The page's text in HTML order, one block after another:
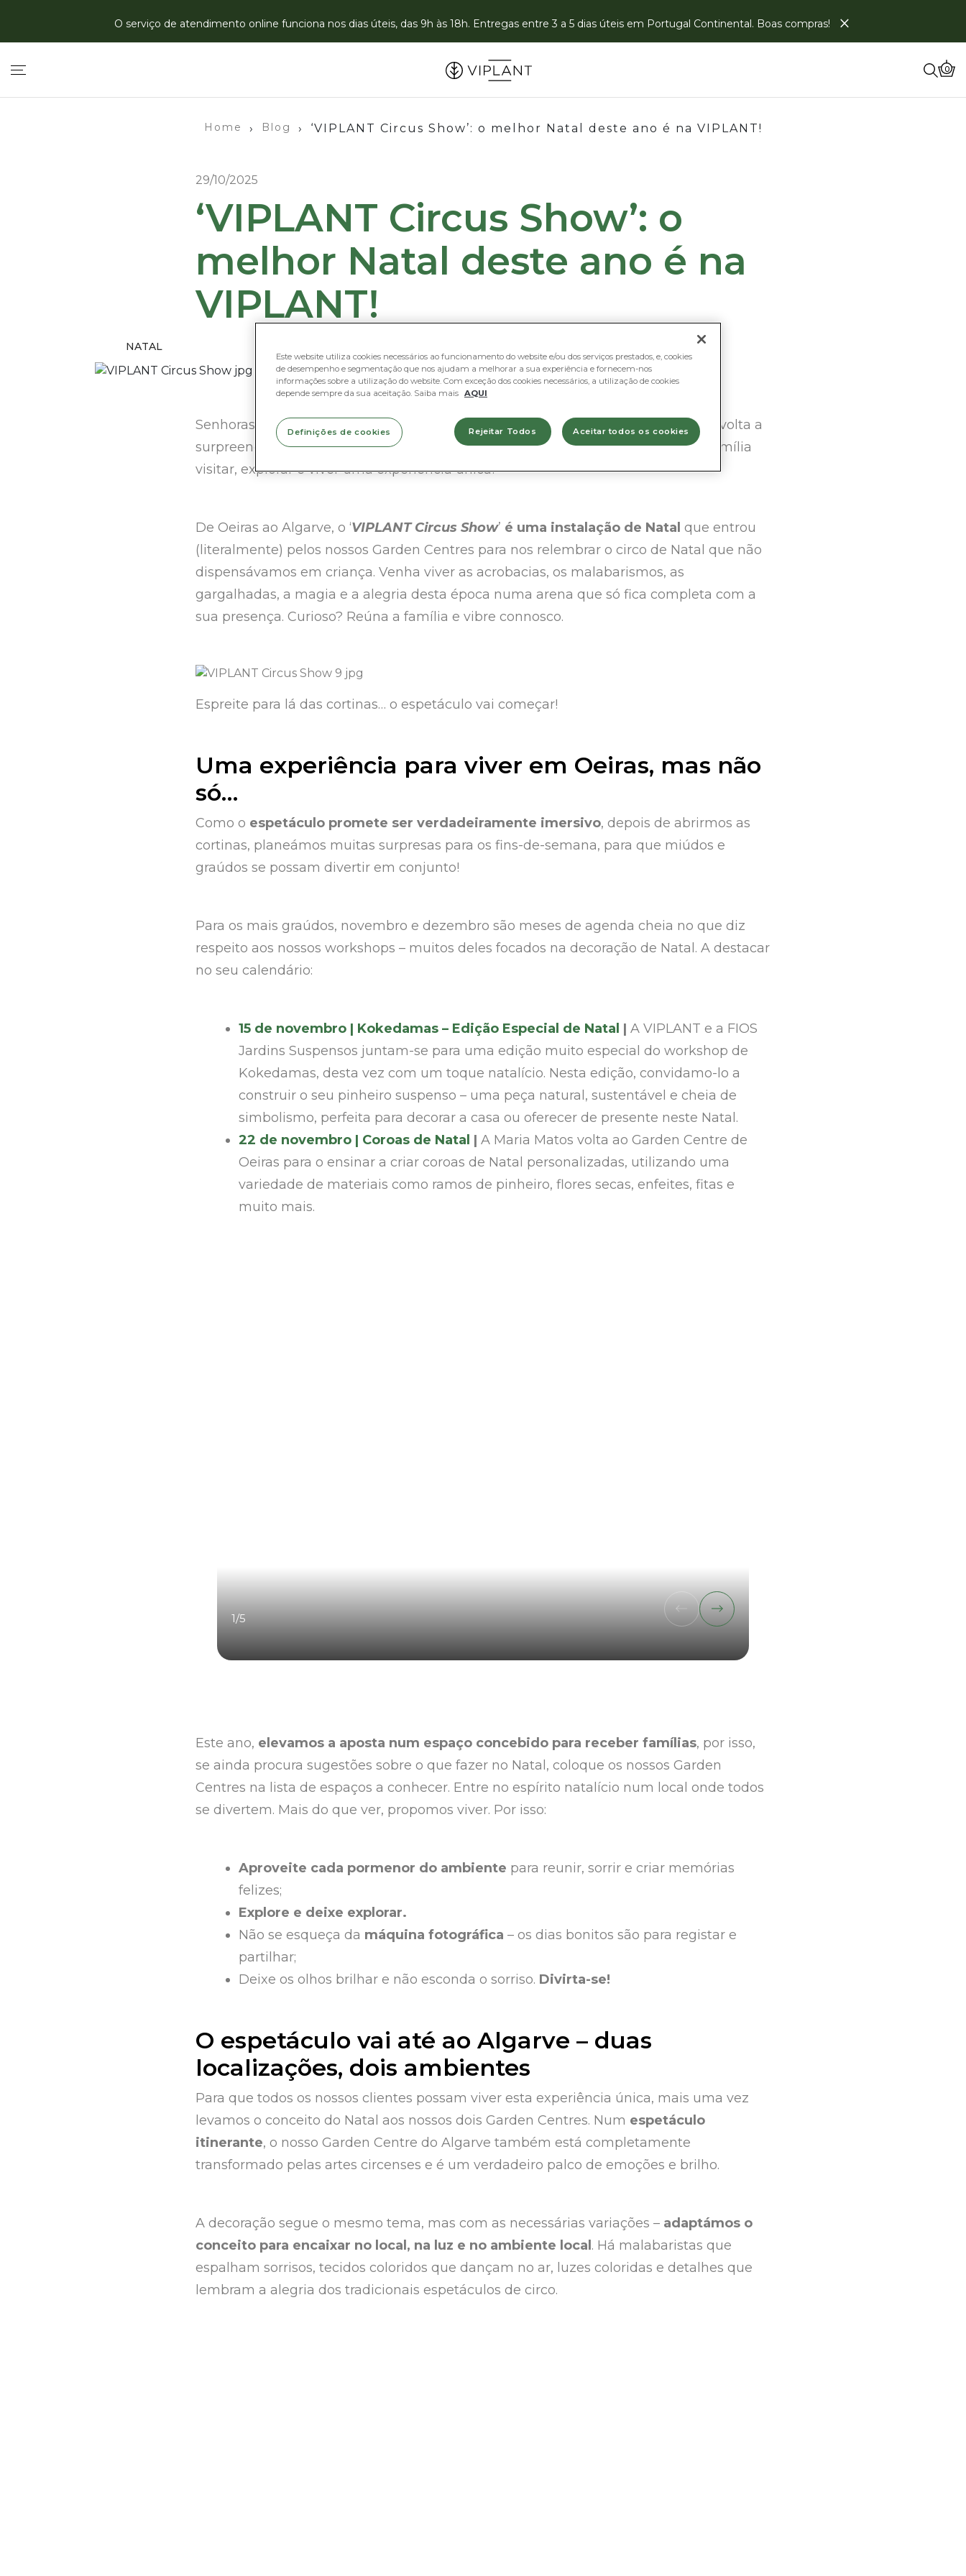
O serviço de atendimento online funciona nos dias úteis, das 9h às 18h. Entregas entre 3 a 5 dias úteis em Portugal Continental. Boas compras! ×
0
Home › Blog › ‘VIPLANT Circus Show’: o melhor Natal deste ano é na VIPLANT!
29/10/2025
‘VIPLANT Circus Show’: o
melhor Natal deste ano é na
VIPLANT!
NATAL
Senhoras e senhores, meninas e meninos, a vossa atenção por favor… a VIPLANT volta a
surpreender tudo e todos com mais um cenário natalício, pensado para toda a família
visitar, explorar e viver uma experiência única!
De Oeiras ao Algarve, o ‘VIPLANT Circus Show’ é uma instalação de Natal que entrou
(literalmente) pelos nossos Garden Centres para nos relembrar o circo de Natal que não
dispensávamos em criança. Venha viver as acrobacias, os malabarismos, as
gargalhadas, a magia e a alegria desta época numa arena que só fica completa com a
sua presença. Curioso? Reúna a família e vibre connosco.
Espreite para lá das cortinas… o espetáculo vai começar!
Uma experiência para viver em Oeiras, mas não
só…
Como o espetáculo promete ser verdadeiramente imersivo, depois de abrirmos as
cortinas, planeámos muitas surpresas para os fins-de-semana, para que miúdos e
graúdos se possam divertir em conjunto!
Para os mais graúdos, novembro e dezembro são meses de agenda cheia no que diz
respeito aos nossos workshops – muitos deles focados na decoração de Natal. A destacar
no seu calendário:
15 de novembro | Kokedamas – Edição Especial de Natal | A VIPLANT e a FIOS
Jardins Suspensos juntam-se para uma edição muito especial do workshop de
Kokedamas, desta vez com um toque natalício. Nesta edição, convidamo-lo a
construir o seu pinheiro suspenso – uma peça natural, sustentável e cheia de
simbolismo, perfeita para decorar a casa ou oferecer de presente neste Natal.
22 de novembro | Coroas de Natal | A Maria Matos volta ao Garden Centre de
Oeiras para o ensinar a criar coroas de Natal personalizadas, utilizando uma
variedade de materiais como ramos de pinheiro, flores secas, enfeites, fitas e
muito mais.
1/5
Este ano, elevamos a aposta num espaço concebido para receber famílias, por isso,
se ainda procura sugestões sobre o que fazer no Natal, coloque os nossos Garden
Centres na lista de espaços a conhecer. Entre no espírito natalício num local onde todos
se divertem. Mais do que ver, propomos viver. Por isso:
Aproveite cada pormenor do ambiente para reunir, sorrir e criar memórias
felizes;
Explore e deixe explorar.
Não se esqueça da máquina fotográfica – os dias bonitos são para registar e
partilhar;
Deixe os olhos brilhar e não esconda o sorriso. Divirta-se!
O espetáculo vai até ao Algarve – duas
localizações, dois ambientes
Para que todos os nossos clientes possam viver esta experiência única, mais uma vez
levamos o conceito do Natal aos nossos dois Garden Centres. Num espetáculo
itinerante, o nosso Garden Centre do Algarve também está completamente
transformado pelas artes circenses e é um verdadeiro palco de emoções e brilho.
A decoração segue o mesmo tema, mas com as necessárias variações – adaptámos o
conceito para encaixar no local, na luz e no ambiente local. Há malabaristas que
espalham sorrisos, tecidos coloridos que dançam no ar, luzes coloridas e detalhes que
lembram a alegria dos tradicionais espetáculos de circo.
Este website utiliza cookies necessários ao funcionamento do website e/ou dos serviços prestados, e, cookies
de desempenho e segmentação que nos ajudam a melhorar a sua experiência e fornecem-nos
informações sobre a utilização do website. Com exceção dos cookies necessários, a utilização de cookies
depende sempre da sua aceitação. Saiba mais AQUI
Rejeitar Todos Aceitar todos os cookies
Definições de cookies